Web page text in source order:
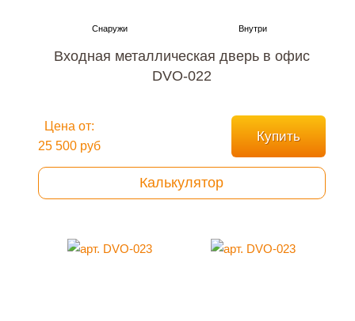
Входная металлическая дверь в офис
DVO-022
Цена от:
25 500 руб
Купить
Калькулятор